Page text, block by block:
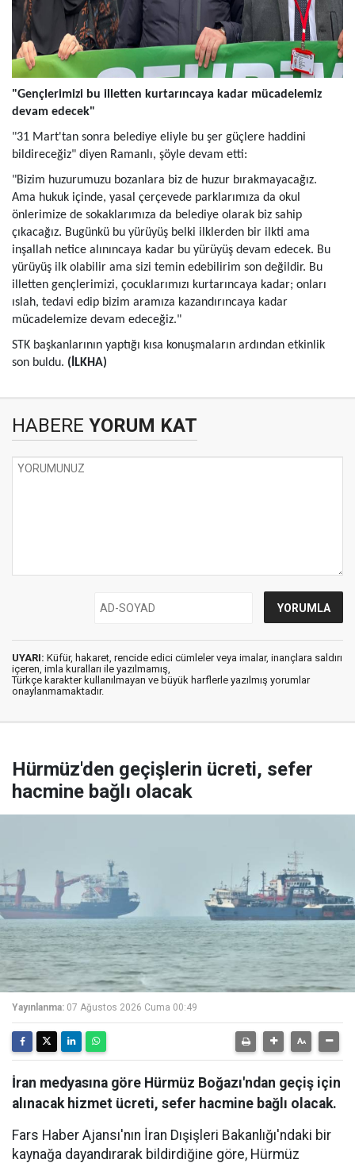
"Gençlerimizi bu illetten kurtarıncaya kadar mücadelemiz
devam edecek"
"31 Mart'tan sonra belediye eliyle bu şer güçlere haddini
bildireceğiz" diyen Ramanlı, şöyle devam etti:
"Bizim huzurumuzu bozanlara biz de huzur bırakmayacağız.
Ama hukuk içinde, yasal çerçevede parklarımıza da okul
önlerimize de sokaklarımıza da belediye olarak biz sahip
çıkacağız. Bugünkü bu yürüyüş belki ilklerden bir ilkti ama
inşallah netice alınıncaya kadar bu yürüyüş devam edecek. Bu
yürüyüş ilk olabilir ama sizi temin edebilirim son değildir. Bu
illetten gençlerimizi, çocuklarımızı kurtarıncaya kadar; onları
ıslah, tedavi edip bizim aramıza kazandırıncaya kadar
mücadelemize devam edeceğiz."
STK başkanlarının yaptığı kısa konuşmaların ardından etkinlik
son buldu. (İLKHA)
HABERE YORUM KAT
UYARI: Küfür, hakaret, rencide edici cümleler veya imalar, inançlara saldırı
içeren, imla kuralları ile yazılmamış,
Türkçe karakter kullanılmayan ve büyük harflerle yazılmış yorumlar
onaylanmamaktadır.
Hürmüz'den geçişlerin ücreti, sefer
hacmine bağlı olacak
Yayınlanma: 07 Ağustos 2026 Cuma 00:49
İran medyasına göre Hürmüz Boğazı'ndan geçiş için
alınacak hizmet ücreti, sefer hacmine bağlı olacak.
Fars Haber Ajansı'nın İran Dışişleri Bakanlığı'ndaki bir
kaynağa dayandırarak bildirdiğine göre, Hürmüz